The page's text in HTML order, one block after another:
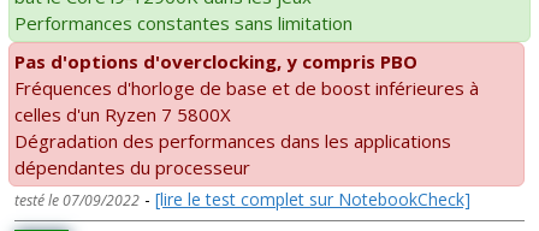
Performances constantes sans limitation
Pas d'options d'overclocking, y compris PBO
Fréquences d'horloge de base et de boost inférieures à
celles d'un Ryzen 7 5800X
Dégradation des performances dans les applications
dépendantes du processeur
testé le 07/09/2022 - [lire le test complet sur NotebookCheck]